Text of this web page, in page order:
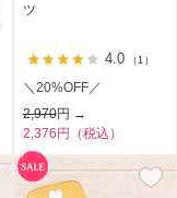
ツ
4.0 （1）
＼20%OFF／
2,970円 →
2,376円（税込）